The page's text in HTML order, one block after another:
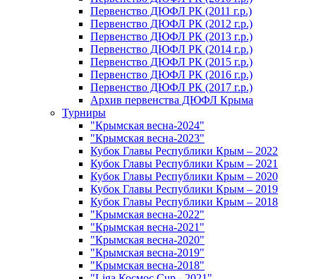
Первенство ДЮФЛ РК (2011 г.р.)
Первенство ДЮФЛ РК (2012 г.р.)
Первенство ДЮФЛ РК (2013 г.р.)
Первенство ДЮФЛ РК (2014 г.р.)
Первенство ДЮФЛ РК (2015 г.р.)
Первенство ДЮФЛ РК (2016 г.р.)
Первенство ДЮФЛ РК (2017 г.р.)
Архив первенства ДЮФЛ Крыма
Турниры
"Крымская весна-2024"
"Крымская весна-2023"
Кубок Главы Республики Крым – 2022
Кубок Главы Республики Крым – 2021
Кубок Главы Республики Крым – 2020
Кубок Главы Республики Крым – 2019
Кубок Главы Республики Крым – 2018
"Крымская весна-2022"
"Крымская весна-2021"
"Крымская весна-2020"
"Крымская весна-2019"
"Крымская весна-2018"